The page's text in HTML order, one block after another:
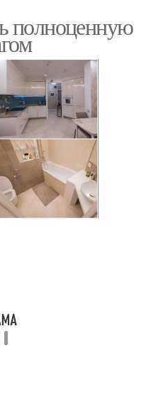
полноценную